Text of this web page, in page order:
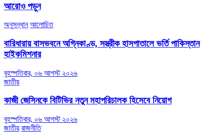
আরোও পড়ুন
অনুসন্ধান আলোচিত
বারিধারায় বাসভবনে অগ্নিকাণ্ড, সস্ত্রীক হাসপাতালে ভর্তি পাকিস্তান
হাইকমিশনার
বৃহস্পতিবার, ০৬ আগস্ট ২০২৬
জাতীয়
কাজী জেসিনকে বিটিভির নতুন মহাপরিচালক হিসেবে নিয়োগ
বৃহস্পতিবার, ০৬ আগস্ট ২০২৬
জাতীয় রাজনীতি